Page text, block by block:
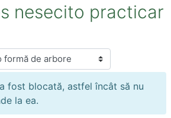
nesecito practicar
fost blocată, astfel încât să nu
la ea.